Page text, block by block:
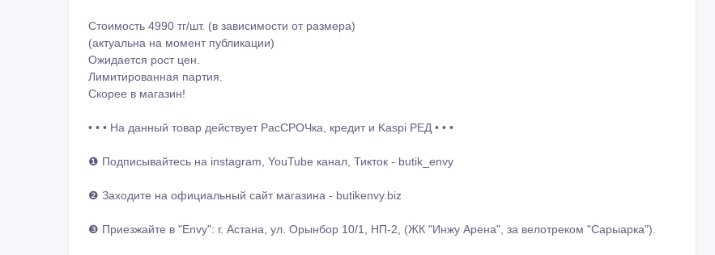
Стоимость 4990 тг/шт. (в зависимости от размера)
(актуальна на момент публикации)
Ожидается рост цен.
Лимитированная партия.
Скорее в магазин!
• • • На данный товар действует РасСРОЧка, кредит и Kaspi РЕД • • •
❶ Подписывайтесь на instagram, YouTube канал, Тикток - butik_envy
❷ Заходите на официальный сайт магазина - butikenvy.biz
❸ Приезжайте в "Envy": г. Астана, ул. Орынбор 10/1, НП-2, (ЖК "Инжу Арена", за велотреком "Сарыарка").